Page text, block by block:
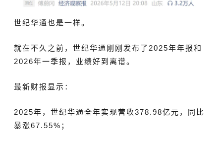
世纪华通也是一样。
就在不久之前，世纪华通刚刚发布了2025年年报和
2026年一季报，业绩好到离谱。
最新财报显示：
2025年，世纪华通全年实现营收378.98亿元，同比
暴涨67.55%；